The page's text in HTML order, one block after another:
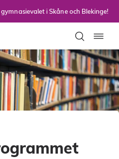
i Skåne och Blekinge!